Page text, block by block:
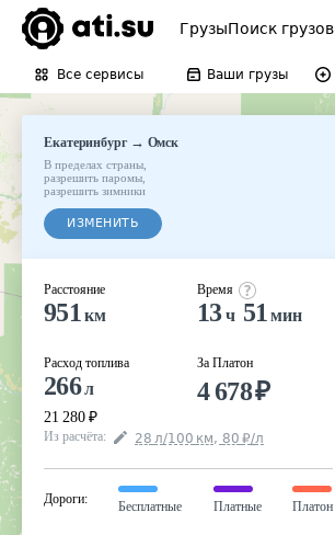
ГрузыПоиск грузов
Все сервисы Ваши грузы
Екатеринбург→ Омск
В пределах страны
разрешить паромы
разрешить зимники
ИЗМЕНИТЬ
Расстояние
951 км
Расход топлива
266л
21 280 ₽
Время
13ч 51 мин
За Платон
4 678₽
Из расчёта: 28 л/100 км, 80 ₽/л
Дороги:
Бесплатные Платные Платон